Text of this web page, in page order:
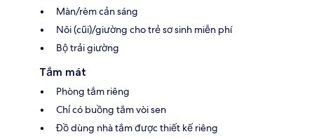
Màn/rèm cản sáng
Nôi (cũi)/giường cho trẻ sơ sinh miễn phí
Bộ trải giường
Tắm mát
Phòng tắm riêng
Chỉ có buồng tắm vòi sen
Đồ dùng nhà tắm được thiết kế riêng